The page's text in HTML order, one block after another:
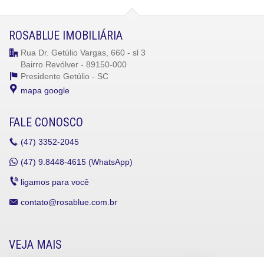
ROSABLUE IMOBILIÁRIA
Rua Dr. Getúlio Vargas, 660 - sl 3
Bairro Revólver - 89150-000
Presidente Getúlio - SC
mapa google
FALE CONOSCO
(47) 3352-2045
(47) 9.8448-4615 (WhatsApp)
ligamos para você
contato@rosablue.com.br
VEJA MAIS